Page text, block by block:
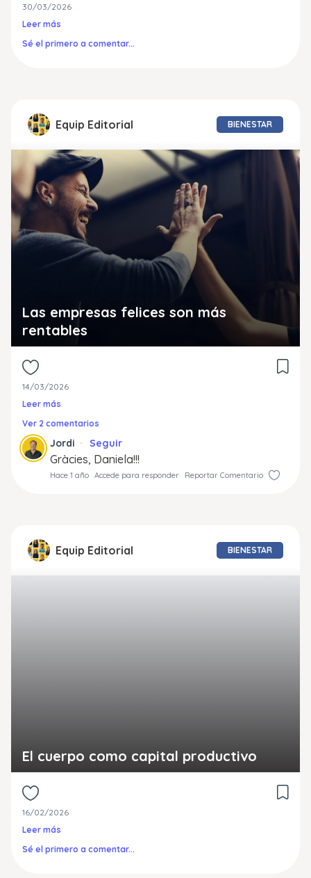
30/03/2026
Leer más
Sé el primero a comentar...
Las empresas felices son más
rentables
14/03/2026
Leer más
BIENESTAR
Equip Editorial
Ver 2 comentarios
Jordi Seguir
Gràcies, Daniela!!!
Hace 1 año Accede para responder Reportar Comentario
El cuerpo como capital productivo
16/02/2026
Leer más
BIENESTAR
Equip Editorial
Sé el primero a comentar...